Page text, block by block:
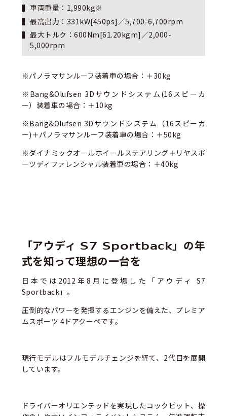
車両重量：1,990kg※
最高出力：331kW[450ps]／5,700-6,700rpm
最大トルク：600Nm[61.20kgm]／2,000-
5,000rpm
※パノラマサンルーフ装着車の場合：＋30kg
※Bang&Olufsen 3Dサウンドシステム(16スピーカ
ー）装着車の場合：＋10kg
※Bang&Olufsen 3Dサウンドシステム（16スピーカ
ー)＋パノラマサンルーフ装着車の場合：＋50kg
※ダイナミックオールホイールステアリング＋リヤスポ
ーツディファレンシャル装着車の場合：＋40kg
「アウディ S7 Sportback」の年
式を知って理想の一台を
日本では2012年8月に登場した「アウディ S7
Sportback」。
圧倒的なパワーを発揮するエンジンを備えた、プレミア
ムスポーツ 4ドアクーペです。
現行モデルはフルモデルチェンジを経て、2代目を展開
しています。
ドライバーオリエンテッドを実現したコックピット、操